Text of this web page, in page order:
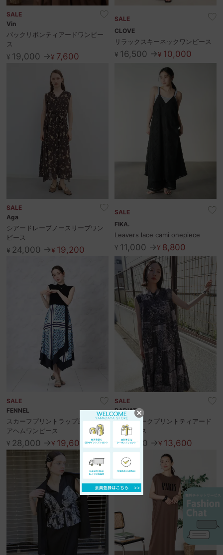
SALE
Vin
バックリボンティアードワンピー
ス
¥19,000 →¥7,600
SALE
CLOVE
リラックスキーネックワンピース
¥16,500 →¥10,000
SALE
Aga
シアードレープノースリーブワン
ピース
¥24,000 →¥19,200
SALE
FIKA.
Leavers lace cami onepiece
¥11,000 →¥8,800
SALE
FENNEL
スカーフプリントラップ風スクエ
アヘムワンピース
¥28,000 →¥19,600
SALE
RADIATE
パッチワークプリントティアード
ワンピース
¥18,900 →¥13,600